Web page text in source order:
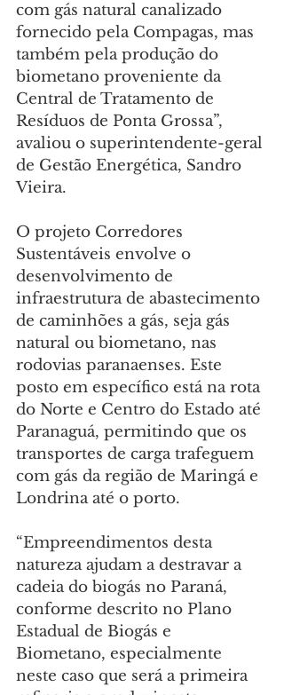
com gás natural canalizado
fornecido pela Compagas, mas
também pela produção do
biometano proveniente da
Central de Tratamento de
Resíduos de Ponta Grossa”,
avaliou o superintendente-geral
de Gestão Energética, Sandro
Vieira.
O projeto Corredores
Sustentáveis envolve o
desenvolvimento de
infraestrutura de abastecimento
de caminhões a gás, seja gás
natural ou biometano, nas
rodovias paranaenses. Este
posto em específico está na rota
do Norte e Centro do Estado até
Paranaguá, permitindo que os
transportes de carga trafeguem
com gás da região de Maringá e
Londrina até o porto.
“Empreendimentos desta
natureza ajudam a destravar a
cadeia do biogás no Paraná,
conforme descrito no Plano
Estadual de Biogás e
Biometano, especialmente
neste caso que será a primeira